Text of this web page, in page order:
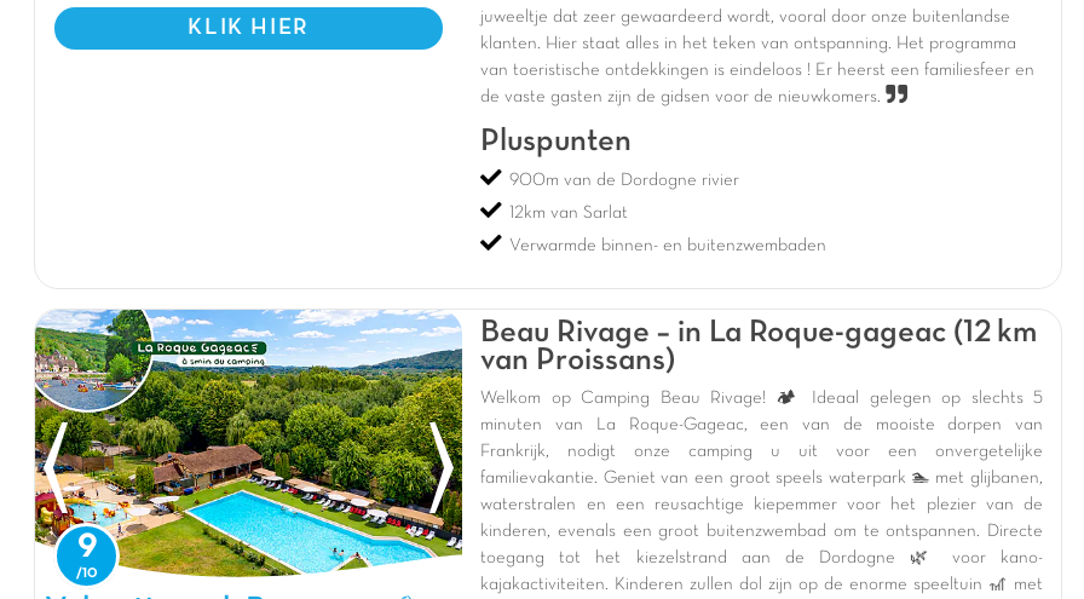
KLIK HIER
juweeltje dat zeer gewaardeerd wordt, vooral door onze buitenlandse
klanten. Hier staat alles in het teken van ontspanning. Het programma
van toeristische ontdekkingen is eindeloos ! Er heerst een familiesfeer en
de vaste gasten zijn de gidsen voor de nieuwkomers.
Pluspunten
900m van de Dordogne rivier
12km van Sarlat
Verwarmde binnen- en buitenzwembaden
9
Beau Rivage – in La Roque-gageac (12 km
van Proissans)
Welkom op Camping Beau Rivage! 🏕️ Ideaal gelegen op slechts 5
minuten van La Roque-Gageac, een van de mooiste dorpen van
Frankrijk, nodigt onze camping u uit voor een onvergetelijke
familievakantie. Geniet van een groot speels waterpark 🏊 met glijbanen,
waterstralen en een reusachtige kiepemmer voor het plezier van de
kinderen, evenals een groot buitenzwembad om te ontspannen. Directe
toegang tot het kiezelstrand aan de Dordogne 🌿 voor kano-
kajakactiviteiten. Kinderen zullen dol zijn op de enorme speeltuin 🎢 met